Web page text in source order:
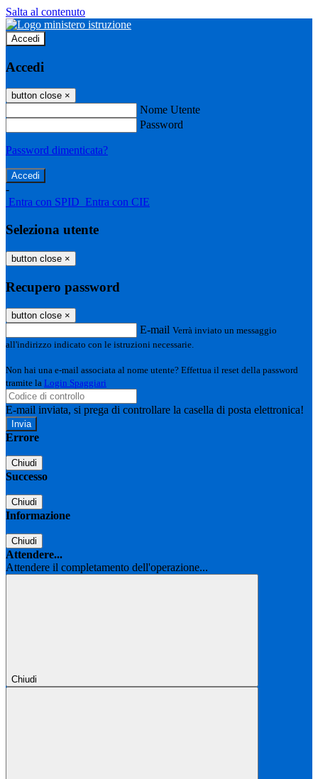
Salta al contenuto
Accedi
Accedi
button close ×
Nome Utente
Password
Password dimenticata?
-
Entra con SPID Entra con CIE
Seleziona utente
button close ×
Recupero password
button close ×
E-mail Verrà inviato un messaggio
all'indirizzo indicato con le istruzioni necessarie.
Non hai una e-mail associata al nome utente? Effettua il reset della password
tramite la Login Spaggiari
E-mail inviata, si prega di controllare la casella di posta elettronica!
Errore
Chiudi
Successo
Chiudi
Informazione
Chiudi
Attendere...
Attendere il completamento dell'operazione...
Chiudi